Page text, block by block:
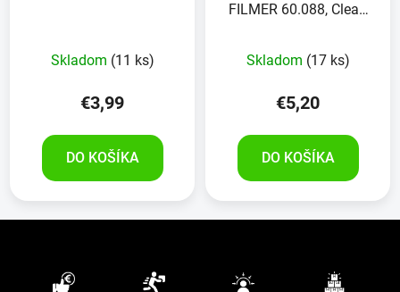
Skladom (11 ks)
€3,99
DO KOŠÍKA
FILMER 60.088, Clean
Skladom (17 ks)
€5,20
DO KOŠÍKA